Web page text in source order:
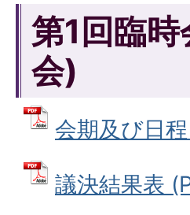
第1回臨
会)
会期及び日
議決結果表